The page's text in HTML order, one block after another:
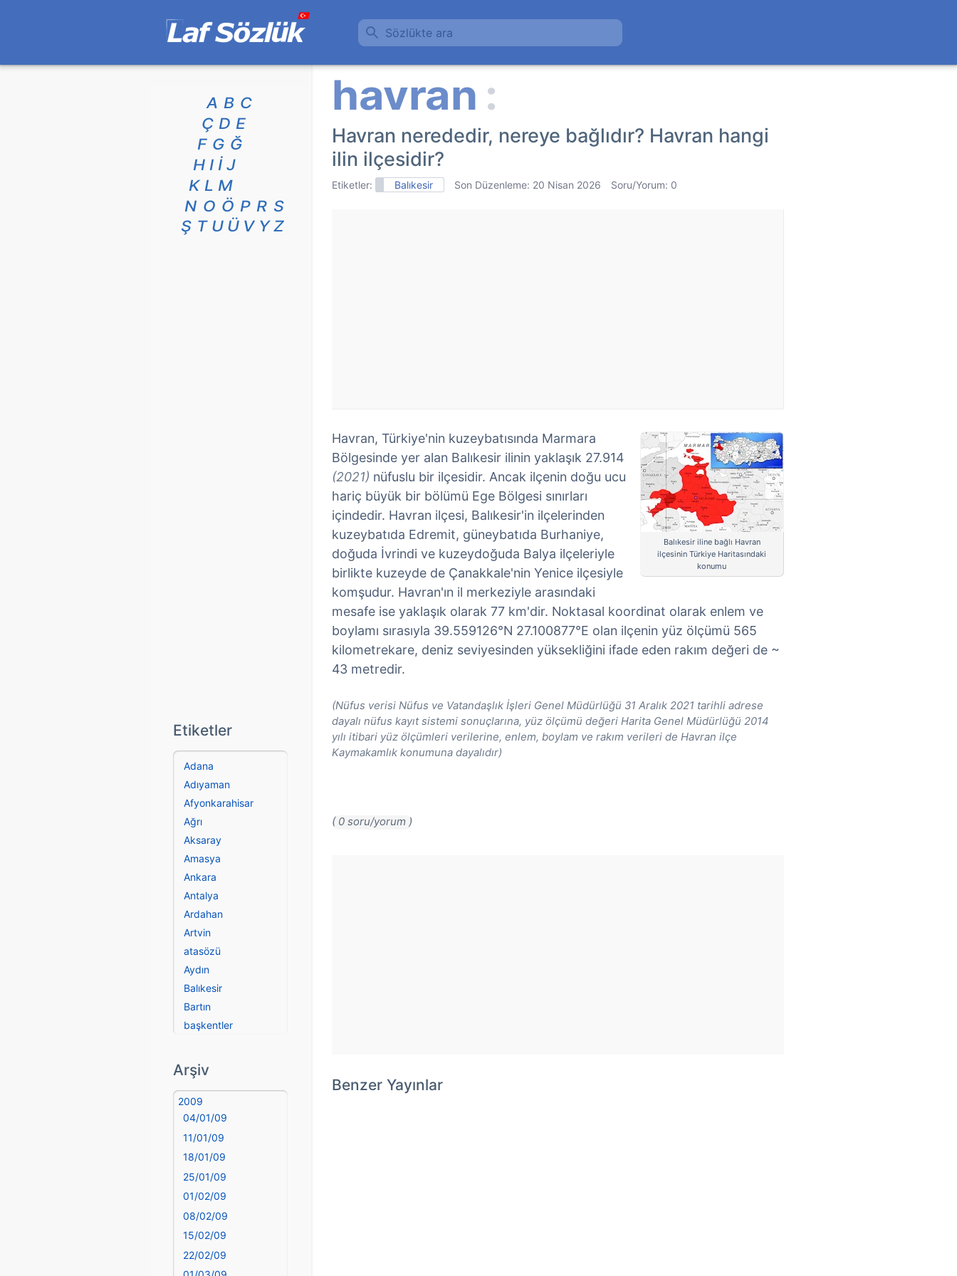
Sözlükte ara
Havran nerededir, nereye bağlıdır? Havran hangi
ilin ilçesidir?
Etiketler: Balıkesir Son Düzenleme: 20 Nisan 2026 Soru/Yorum: 0
Balıkesir iline bağlı Havran
ilçesinin Türkiye Haritasındaki
konumu
Havran, Türkiye'nin kuzeybatısında Marmara
Bölgesinde yer alan Balıkesir ilinin yaklaşık 27.914
(2021) nüfuslu bir ilçesidir. Ancak ilçenin doğu ucu
hariç büyük bir bölümü Ege Bölgesi sınırları
içindedir. Havran ilçesi, Balıkesir'in ilçelerinden
kuzeybatıda Edremit, güneybatıda Burhaniye,
doğuda İvrindi ve kuzeydoğuda Balya ilçeleriyle
birlikte kuzeyde de Çanakkale'nin Yenice ilçesiyle
komşudur. Havran'ın il merkeziyle arasındaki
mesafe ise yaklaşık olarak 77 km'dir. Noktasal koordinat olarak enlem ve
boylamı sırasıyla 39.559126°N 27.100877°E olan ilçenin yüz ölçümü 565
kilometrekare, deniz seviyesinden yüksekliğini ifade eden rakım değeri de ~
43 metredir.
(Nüfus verisi Nüfus ve Vatandaşlık İşleri Genel Müdürlüğü 31 Aralık 2021 tarihli adrese
dayalı nüfus kayıt sistemi sonuçlarına, yüz ölçümü değeri Harita Genel Müdürlüğü 2014
yılı itibari yüz ölçümleri verilerine, enlem, boylam ve rakım verileri de Havran ilçe
Kaymakamlık konumuna dayalıdır)
( 0 soru/yorum )
Benzer Yayınlar
A B C
Ç D E
F G Ğ
H I İ J
K L M
N O Ö P R S
Ş T U Ü V Y Z
Etiketler
Adana
Adıyaman
Afyonkarahisar
Ağrı
Aksaray
Amasya
Ankara
Antalya
Ardahan
Artvin
atasözü
Aydın
Balıkesir
Bartın
başkentler
Bayburt
Bilecik
Bingöl
Bitlis
Bolu
Burdur
Bursa
Çanakkale
Çankırı
Çorum
Arşiv
2009
04/01/09
11/01/09
18/01/09
25/01/09
01/02/09
08/02/09
15/02/09
22/02/09